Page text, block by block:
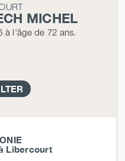
MICHEL
à l'âge de 72 ans.
Libercourt